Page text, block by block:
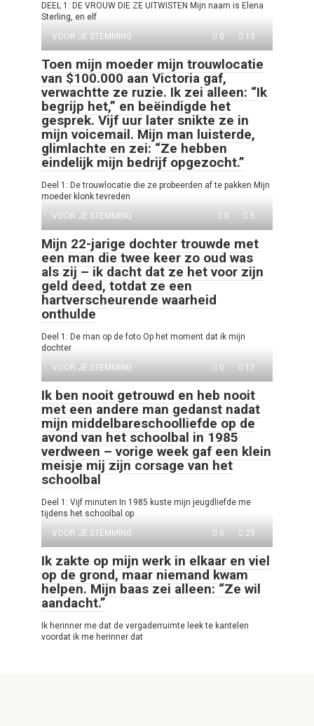
DEEL 1: DE VROUW DIE ZE UITWISTEN Mijn naam is Elena
Sterling, en elf
VOOR JE STEMMING
0 13
Toen mijn moeder mijn trouwlocatie
van $100.000 aan Victoria gaf,
verwachtte ze ruzie. Ik zei alleen: “Ik
begrijp het,” en beëindigde het
gesprek. Vijf uur later snikte ze in
mijn voicemail. Mijn man luisterde,
glimlachte en zei: “Ze hebben
eindelijk mijn bedrijf opgezocht.”
Deel 1: De trouwlocatie die ze probeerden af te pakken Mijn
moeder klonk tevreden
VOOR JE STEMMING
0 5
Mijn 22-jarige dochter trouwde met
een man die twee keer zo oud was
als zij – ik dacht dat ze het voor zijn
geld deed, totdat ze een
hartverscheurende waarheid
onthulde
Deel 1: De man op de foto Op het moment dat ik mijn
dochter
VOOR JE STEMMING
0 17
Ik ben nooit getrouwd en heb nooit
met een andere man gedanst nadat
mijn middelbareschoolliefde op de
avond van het schoolbal in 1985
verdween – vorige week gaf een klein
meisje mij zijn corsage van het
schoolbal
Deel 1: Vijf minuten In 1985 kuste mijn jeugdliefde me
tijdens het schoolbal op
VOOR JE STEMMING
0 25
Ik zakte op mijn werk in elkaar en viel
op de grond, maar niemand kwam
helpen. Mijn baas zei alleen: “Ze wil
aandacht.”
Ik herinner me dat de vergaderruimte leek te kantelen
voordat ik me herinner dat